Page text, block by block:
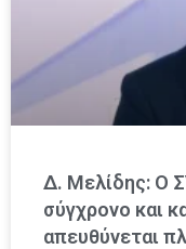
Δ. Μελίδης: Ο
σύγχρονο και
απευθύνεται